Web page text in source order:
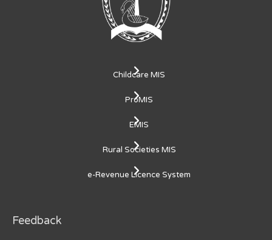
Childcare MIS
ProMIS
EMIS
Rural Societies MIS
e-Revenue Licence System
Feedback